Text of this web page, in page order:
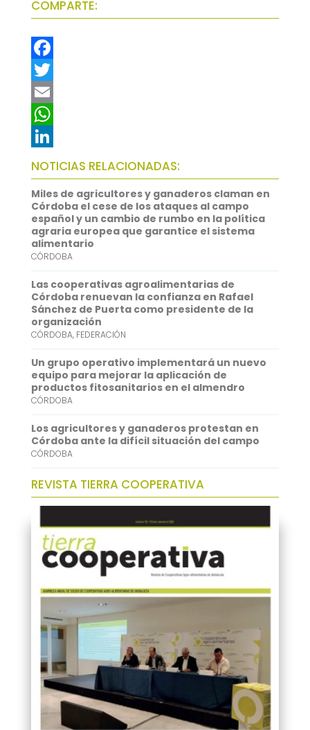
COMPARTE:
F
a
c
e
b
o
o
k
T
w
t
t
e
r
E
m
a
i
l
W
h
a
t
s
A
p
p
L
i
n
k
e
d
I
n
NOTICIAS RELACIONADAS:
Miles de agricultores y ganaderos claman en
Córdoba el cese de los ataques al campo
español y un cambio de rumbo en la política
agraria europea que garantice el sistema
alimentario
CÓRDOBA
Las cooperativas agroalimentarias de
Córdoba renuevan la confianza en Rafael
Sánchez de Puerta como presidente de la
organización
CÓRDOBA, FEDERACIÓN
Un grupo operativo implementará un nuevo
equipo para mejorar la aplicación de
productos fitosanitarios en el almendro
CÓRDOBA
Los agricultores y ganaderos protestan en
Córdoba ante la difícil situación del campo
CÓRDOBA
REVISTA TIERRA COOPERATIVA